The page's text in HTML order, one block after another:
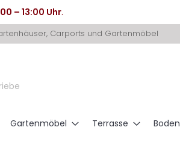
– 13:00 Uhr.
Carports und Gartenmöbel
Gartenmöbel Terrasse Boden